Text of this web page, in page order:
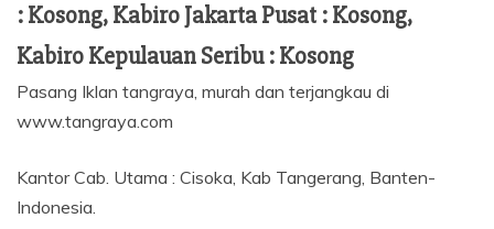
: Kosong, Kabiro Jakarta Pusat : Kosong,
Kabiro Kepulauan Seribu : Kosong
Pasang Iklan tangraya, murah dan terjangkau di
www.tangraya.com
Kantor Cab. Utama : Cisoka, Kab Tangerang, Banten-
Indonesia.